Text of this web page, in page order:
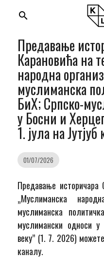
search
Предавање
Карановића на
народна
муслиманска
БиХ; Српско-
у Босни и
1. јула на
01/07/2026
Предавање историчара
„Муслиманска
муслиманска
муслимански односи
веку” (1. 7. 2026)
каналу.